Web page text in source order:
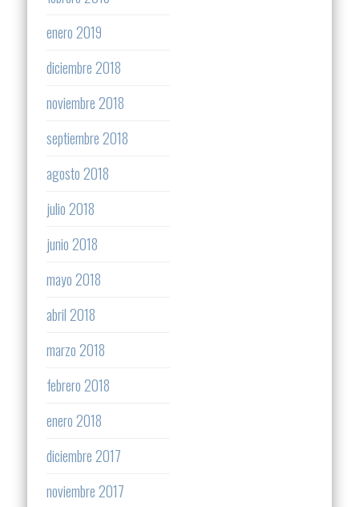
enero 2019
diciembre 2018
noviembre 2018
septiembre 2018
agosto 2018
julio 2018
junio 2018
mayo 2018
abril 2018
marzo 2018
febrero 2018
enero 2018
diciembre 2017
noviembre 2017